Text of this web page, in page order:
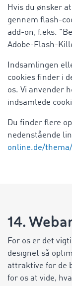
Hvis du ønsker
gennem flash-
add-on, f.eks.
Adobe-Flash-
Indsamlingen
cookies finder i
os. Vi anvender
indsamlede
Du finder flere
nedenstående
online.de/
14.
For os er det
designet så
attraktive for de
for os at vide,